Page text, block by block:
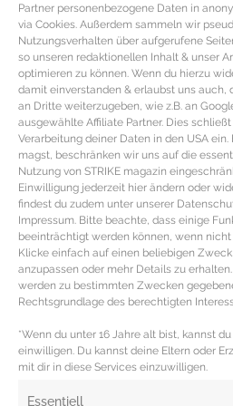
Partner personenbezogene Daten in
via Cookies. Außerdem sammeln wir
Nutzungsverhalten über aufgerufene
so unseren redaktionellen Inhalt & unser
optimieren zu können. Wenn du hierzu
damit einverstanden & erlaubst uns auch,
an Dritte weiterzugeben, wie z.B. an
ausgewählte Affiliate Partner. Dies
Verarbeitung deiner Daten in den USA
magst, beschränken wir uns auf die
Nutzung von STRIKE magazin
Einwilligung jederzeit hier ändern oder
findest du zudem unter unserer
Impressum. Bitte beachte, dass einige
beeinträchtigt werden können, wenn
Klicke einfach auf einen beliebigen
anzupassen oder mehr Details zu
werden zu bestimmten Zwecken
Rechtsgrundlage des berechtigten
*Wenn du unter 16 Jahre alt bist, kannst
einwilligen. Du kannst deine Eltern oder
mit dir in diese Services einzuwilligen.
Essentiell
REZEPT –
Rezept vietnamesische Pho
ZUTATEN NUDELSUPPE MIT
200gr Roastbeef 1 EL
Pfeffer
MEHR DAZU »